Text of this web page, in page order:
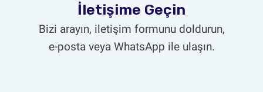
İletişime Geçin
Bizi arayın, iletişim formunu doldurun,
e-posta veya WhatsApp ile ulaşın.